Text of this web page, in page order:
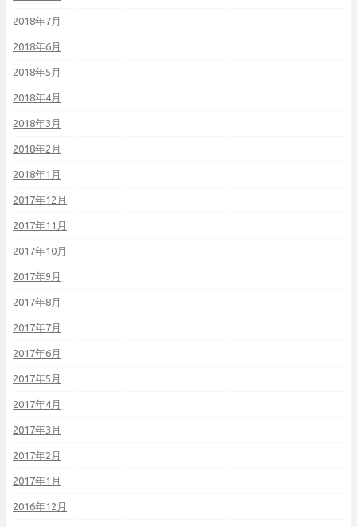
2018年7月
2018年6月
2018年5月
2018年4月
2018年3月
2018年2月
2018年1月
2017年12月
2017年11月
2017年10月
2017年9月
2017年8月
2017年7月
2017年6月
2017年5月
2017年4月
2017年3月
2017年2月
2017年1月
2016年12月